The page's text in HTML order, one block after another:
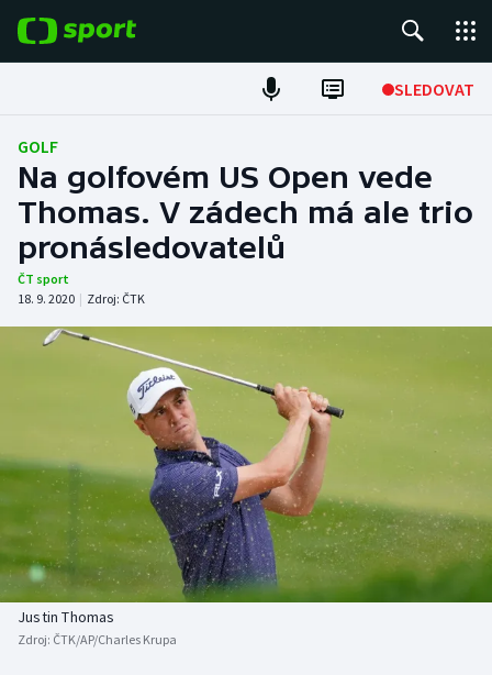
SLEDOVAT
Fotbal
Hokej
Tenis
Atletika
Cyklistika
DALŠÍ SPORTY
Americký fotbal
Baseball a softbal
Basketbal
Biatlon
NEPŘEHLÉDNĚTE
Soutěže
Historické návraty
Aplikace ČT sport
GOLF
Na golfovém US Open vede
Thomas. V zádech má ale trio
pronásledovatelů
ČT sport
18. 9. 2020 | Zdroj: ČTK
Justin Thomas
Zdroj: ČTK/AP/Charles Krupa